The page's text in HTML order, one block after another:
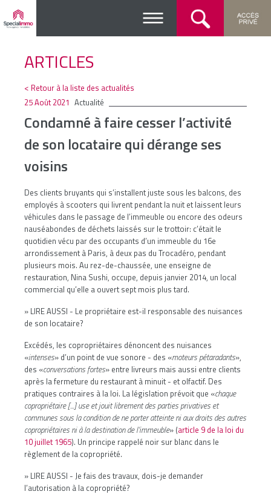
ARTICLES
< Retour à la liste des actualités
25 Août 2021 Actualité
Condamné à faire cesser l’activité
de son locataire qui dérange ses
voisins
Des clients bruyants qui s’installent juste sous les balcons, des
employés à scooters qui livrent pendant la nuit et laissent leurs
véhicules dans le passage de l’immeuble ou encore des odeurs
nauséabondes de déchets laissés sur le trottoir: c’était le
quotidien vécu par des occupants d’un immeuble du 16e
arrondissement à Paris, à deux pas du Trocadéro, pendant
plusieurs mois. Au rez-de-chaussée, une enseigne de
restauration, Nina Sushi, occupe, depuis janvier 2014, un local
commercial qu’elle a ouvert sept mois plus tard.
» LIRE AUSSI - Le propriétaire est-il responsable des nuisances
de son locataire?
Excédés, les copropriétaires dénoncent des nuisances
«intenses» d’un point de vue sonore - des «moteurs pétaradants»,
des «conversations fortes» entre livreurs mais aussi entre clients
après la fermeture du restaurant à minuit - et olfactif. Des
pratiques contraires à la loi. La législation prévoit que «chaque
copropriétaire [...] use et jouit librement des parties privatives et
communes sous la condition de ne porter atteinte ni aux droits des autres
copropriétaires ni à la destination de l’immeuble» (article 9 de la loi du
10 juillet 1965). Un principe rappelé noir sur blanc dans le
règlement de la copropriété.
» LIRE AUSSI - Je fais des travaux, dois-je demander
l’autorisation à la copropriété?